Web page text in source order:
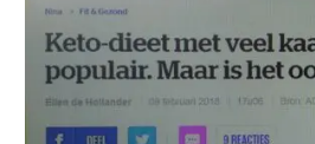
het